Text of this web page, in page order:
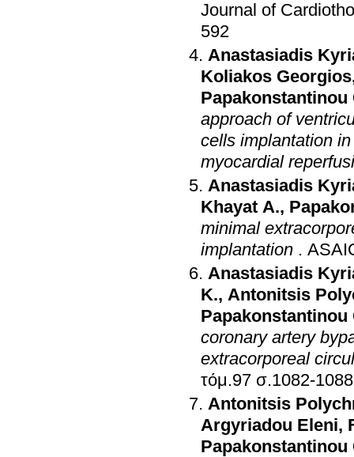
Journal of
592
Anastasiadis
Koliakos Georgios
Papakonstantinou
approach of
cells implantation
myocardial
Anastasiadis
Khayat A.,
minimal
implantation .
Anastasiadis
K., Antonitsis
Papakonstantinou
coronary artery
extracorporeal
τόμ.97 σ.1082-1088
Antonitsis
Argyriadou Eleni,
Papakonstantinou